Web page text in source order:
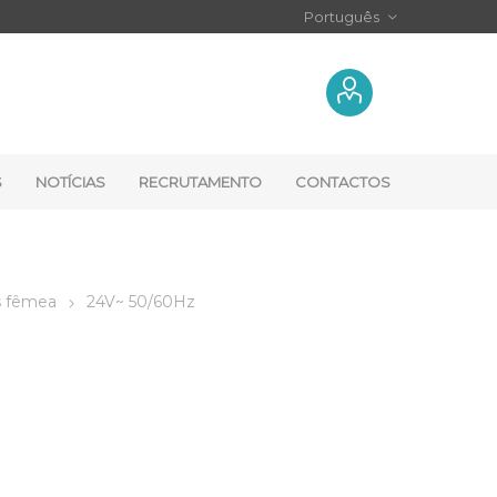
NOTÍCIAS RECRUTAMENTO CONTACTOS
fêmea 24V~ 50/60Hz